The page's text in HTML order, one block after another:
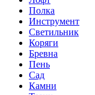
Полка
Инструмент
Светильник
Коряги
Бревна
Пень
Сад
Камни